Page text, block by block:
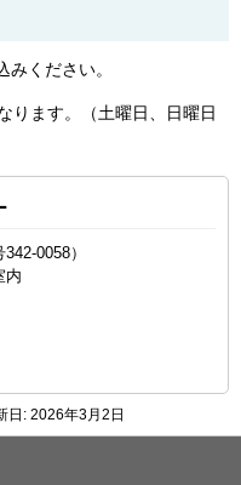
ください。
ります。（土曜日、日曜日
0058）
内
日: 2026年3月2日